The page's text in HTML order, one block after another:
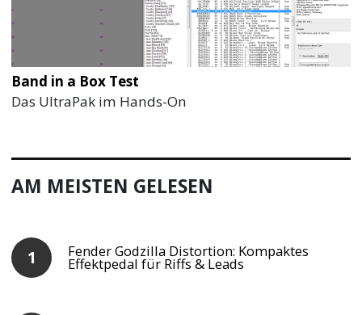
Band in a Box Test
Das UltraPak im Hands-On
AM MEISTEN GELESEN
Fender Godzilla Distortion: Kompaktes
Effektpedal für Riffs & Leads